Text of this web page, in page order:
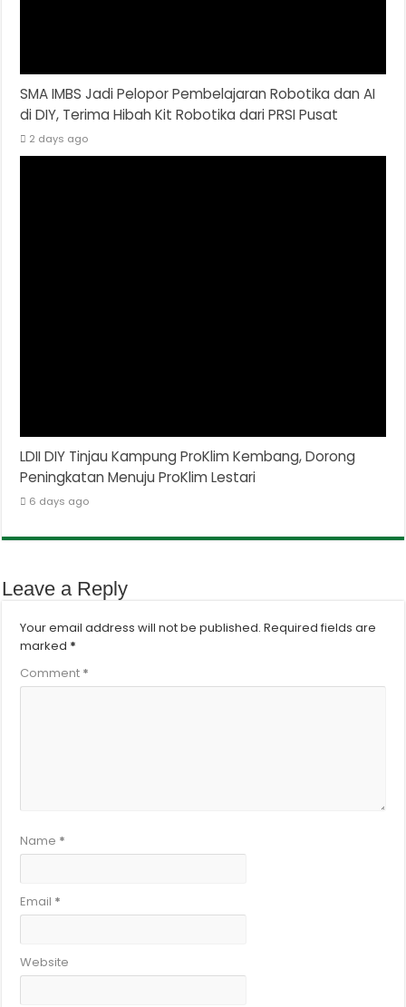
SMA IMBS Jadi Pelopor Pembelajaran Robotika dan AI
di DIY, Terima Hibah Kit Robotika dari PRSI Pusat
2 days ago
LDII DIY Tinjau Kampung ProKlim Kembang, Dorong
Peningkatan Menuju ProKlim Lestari
6 days ago
Leave a Reply
Your email address will not be published. Required fields are
marked *
Comment *
Name *
Email *
Website